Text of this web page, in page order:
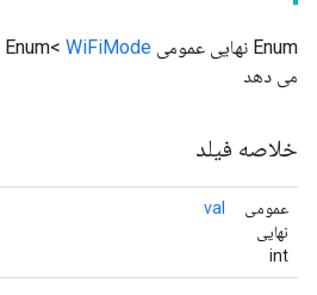
Enum نهایی عمومی Enum< WiFiMode
می دهد
خلاصه فیلد
عمومی
نهایی
int
val